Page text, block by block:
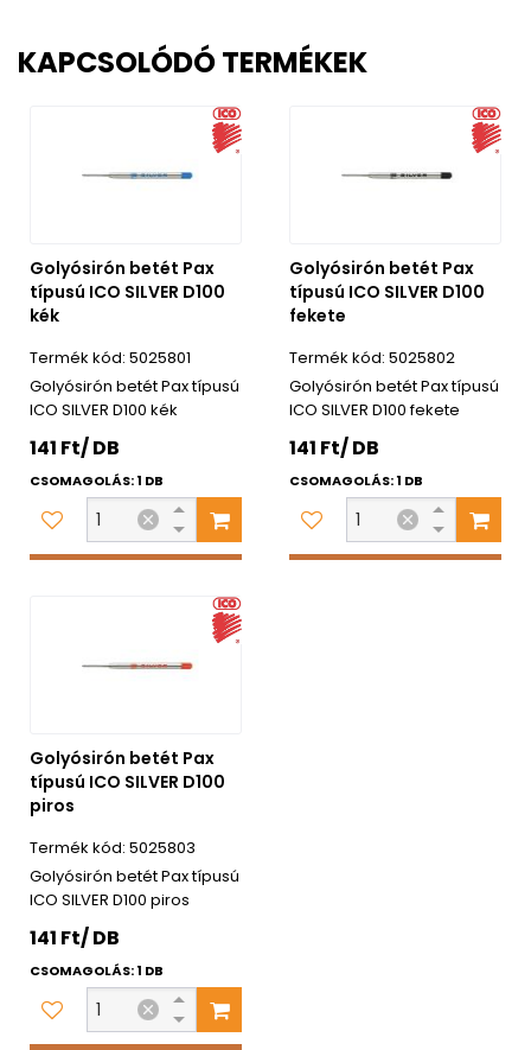
KAPCSOLÓDÓ TERMÉKEK
Golyósirón betét Pax
típusú ICO SILVER D100
kék
5025801
Golyósirón betét Pax típusú
ICO SILVER D100 kék
141 Ft/ DB
CSOMAGOLÁS: 1 DB
Golyósirón betét Pax
típusú ICO SILVER D100
fekete
5025802
Golyósirón betét Pax típusú
ICO SILVER D100 fekete
141 Ft/ DB
CSOMAGOLÁS: 1 DB
Golyósirón betét Pax
típusú ICO SILVER D100
piros
5025803
Golyósirón betét Pax típusú
ICO SILVER D100 piros
141 Ft/ DB
CSOMAGOLÁS: 1 DB